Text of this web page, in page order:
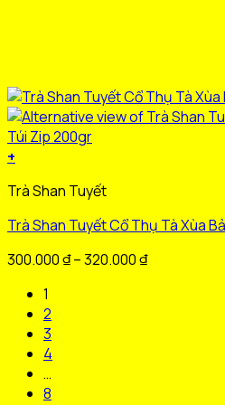
+
phẩm
này
có
nhiều
thể.
Các
chọn
thể
Trà Shan Tuyết
Trà Shan Tuyết Cổ Thụ Tà Xùa
300.000₫–320.000₫Khoảng
1
2
3
4
…
8